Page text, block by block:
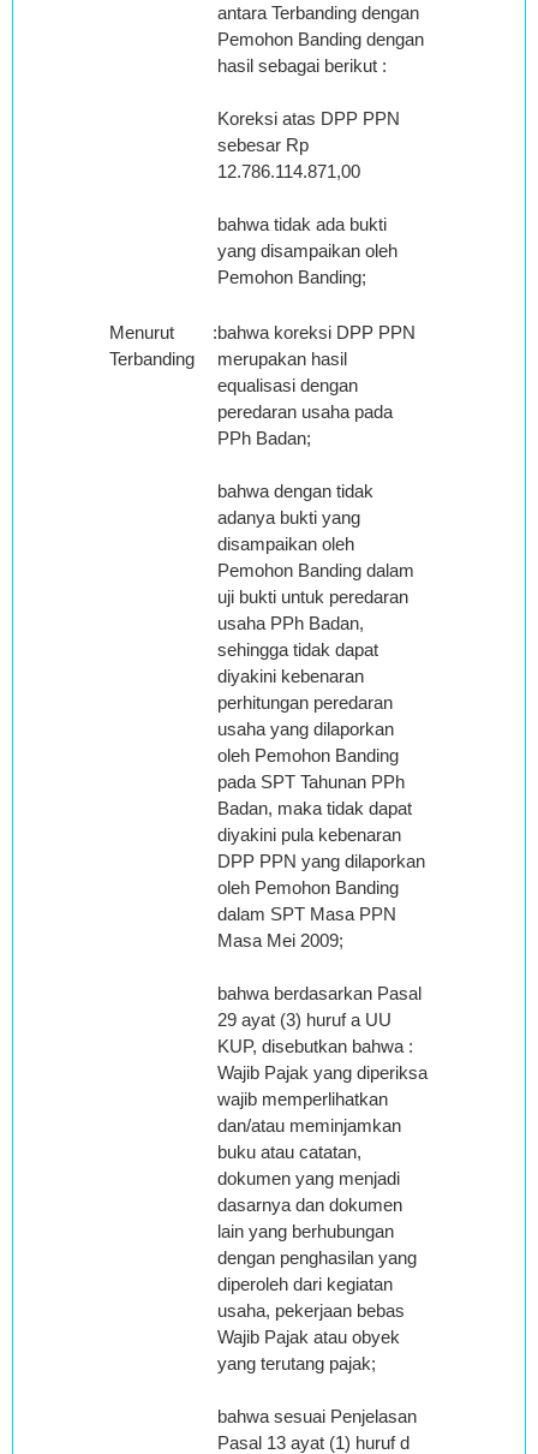
antara Terbanding dengan
Pemohon Banding dengan
hasil sebagai berikut :
Koreksi atas DPP PPN
sebesar Rp
12.786.114.871,00
bahwa tidak ada bukti
yang disampaikan oleh
Pemohon Banding;
Menurut
Terbanding
:bahwa koreksi DPP PPN
merupakan hasil
equalisasi dengan
peredaran usaha pada
PPh Badan;
bahwa dengan tidak
adanya bukti yang
disampaikan oleh
Pemohon Banding dalam
uji bukti untuk peredaran
usaha PPh Badan,
sehingga tidak dapat
diyakini kebenaran
perhitungan peredaran
usaha yang dilaporkan
oleh Pemohon Banding
pada SPT Tahunan PPh
Badan, maka tidak dapat
diyakini pula kebenaran
DPP PPN yang dilaporkan
oleh Pemohon Banding
dalam SPT Masa PPN
Masa Mei 2009;
bahwa berdasarkan Pasal
29 ayat (3) huruf a UU
KUP, disebutkan bahwa :
Wajib Pajak yang diperiksa
wajib memperlihatkan
dan/atau meminjamkan
buku atau catatan,
dokumen yang menjadi
dasarnya dan dokumen
lain yang berhubungan
dengan penghasilan yang
diperoleh dari kegiatan
usaha, pekerjaan bebas
Wajib Pajak atau obyek
yang terutang pajak;
bahwa sesuai Penjelasan
Pasal 13 ayat (1) huruf d